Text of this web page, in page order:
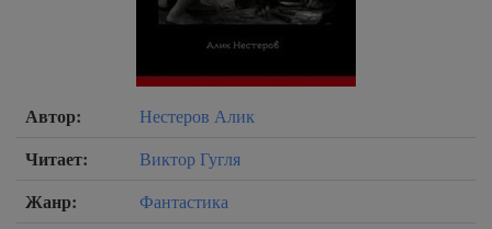
Автор: Нестеров Алик
Читает: Виктор Гугля
Жанр: Фантастика